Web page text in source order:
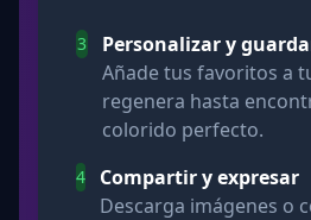
3
Personalizar y
Añade tus favoritos a
regenera hasta
colorido perfecto.
4
Compartir y expresar
Descarga imágenes o